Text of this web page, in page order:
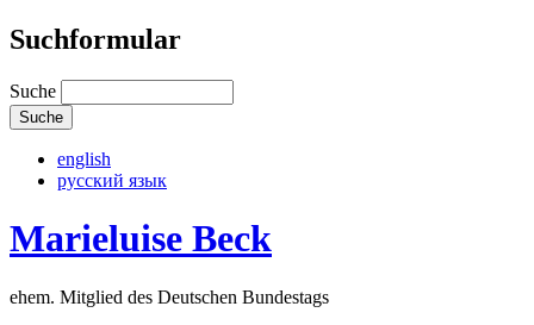
Suchformular
Suche
english
русский язык
Marieluise Beck
ehem. Mitglied des Deutschen Bundestags